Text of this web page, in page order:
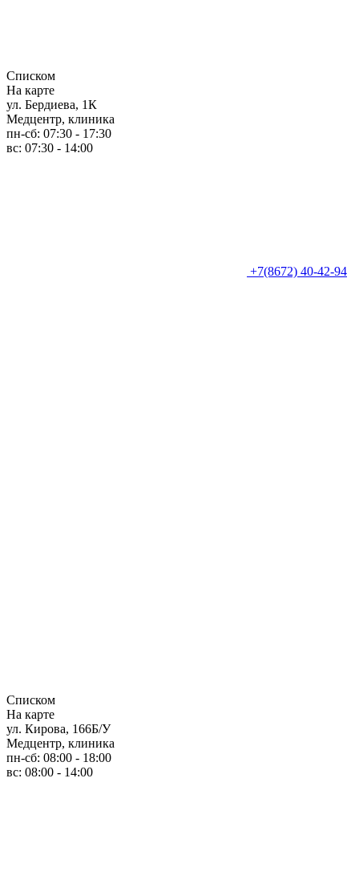
Списком
На карте
ул. Бердиева, 1К
Медцентр, клиника
пн-сб: 07:30 - 17:30
вс: 07:30 - 14:00
+7(8672) 40-42-94
Списком
На карте
ул. Кирова, 166Б/У
Медцентр, клиника
пн-сб: 08:00 - 18:00
вс: 08:00 - 14:00